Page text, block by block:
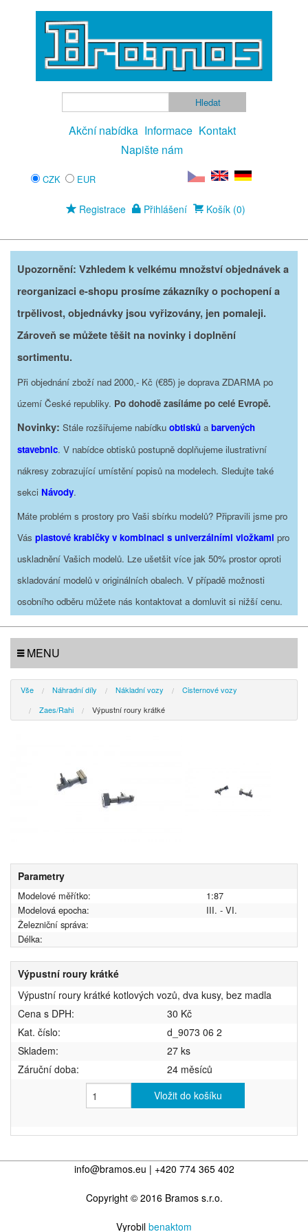
Akční nabídka Informace Kontakt
Napište nám
CZK EUR
Registrace Přihlášení Košík (0)
Upozornění: Vzhledem k velkému množství objednávek a
reorganizaci e-shopu prosíme zákazníky o pochopení a
trpělivost, objednávky jsou vyřizovány, jen pomaleji.
Zároveň se můžete těšit na novinky i doplnění
sortimentu.
Při objednání zboží nad 2000,- Kč (€85) je doprava ZDARMA po
území České republiky. Po dohodě zasíláme po celé Evropě.
Novinky: Stále rozšiřujeme nabídku obtisků a barvených
stavebnic. V nabídce obtisků postupně doplňujeme ilustrativní
nákresy zobrazující umístění popisů na modelech. Sledujte také
sekci Návody.
Máte problém s prostory pro Vaši sbírku modelů? Připravili jsme pro
Vás plastové krabičky v kombinaci s univerzálními vložkami pro
uskladnění Vašich modelů. Lze ušetšit více jak 50% prostor oproti
skladování modelů v originálních obalech. V případě možnosti
osobního odběru můžete nás kontaktovat a domluvit si nižší cenu.
MENU
Vše Náhradní díly Nákladní vozy
Cisternové vozy
Zaes/Rahi
Výpustní roury krátké
Parametry
Modelové měřítko:
1:87
Modelová epocha:
III. - VI.
Železniční správa:
Délka:
Výpustní roury krátké
Výpustní roury krátké kotlových vozů, dva kusy, bez madla
Cena s DPH:
30 Kč
Kat. číslo:
d_9073 06 2
Skladem:
27 ks
Záruční doba:
24 měsíců
Vložit do košíku
info@bramos.eu | +420 774 365 402
Copyright © 2016 Bramos s.r.o.
Vyrobil benaktom